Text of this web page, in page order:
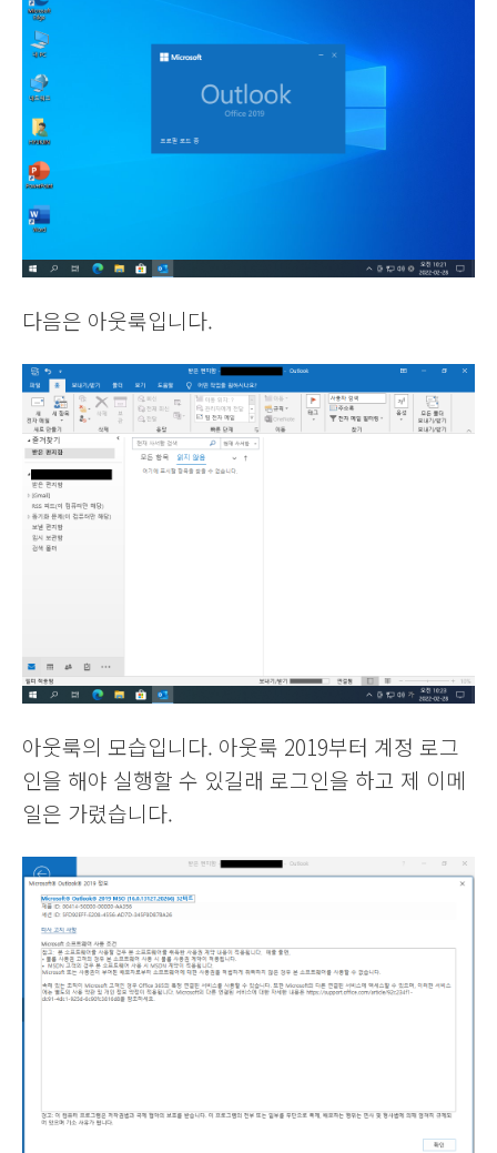
다음은 아웃룩입니다.
아웃룩의 모습입니다. 아웃룩 2019부터 계정 로그
인을 해야 실행할 수 있길래 로그인을 하고 제 이메
일은 가렸습니다.